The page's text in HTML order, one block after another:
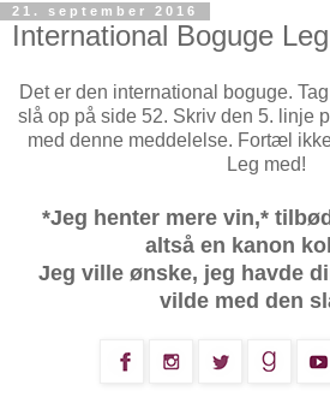
21. september 2016
International Boguge
Det er den international boguge.
slå op på side 52. Skriv den 5. linje
med denne meddelelse. Fortæl
Leg med!
*Jeg henter mere vin,*
altså en kanon
Jeg ville ønske, jeg havde
vilde med den